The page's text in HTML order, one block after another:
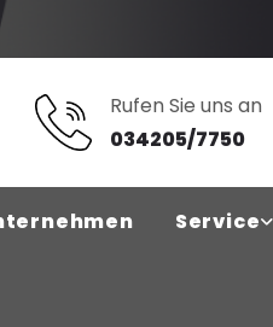
Rufen Sie uns an
034205/7750
Service